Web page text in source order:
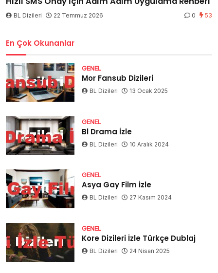
BL Dizileri 22 Temmuz 2026 0 53
En Çok Okunanlar
GENEL
Mor Fansub Dizileri
BL Dizileri 13 Ocak 2025
GENEL
Bl Drama İzle
BL Dizileri 10 Aralık 2024
GENEL
Asya Gay Film İzle
BL Dizileri 27 Kasım 2024
GENEL
Kore Dizileri İzle Türkçe Dublaj
BL Dizileri 24 Nisan 2025